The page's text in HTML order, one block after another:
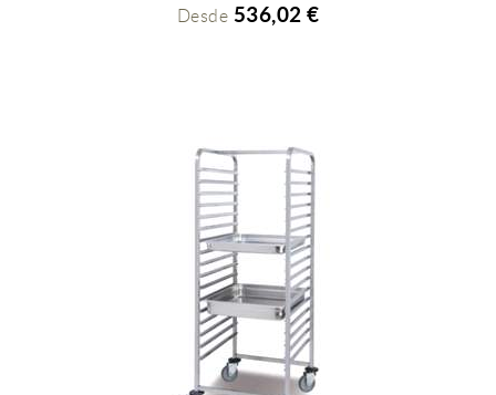
Desde 536,02 €